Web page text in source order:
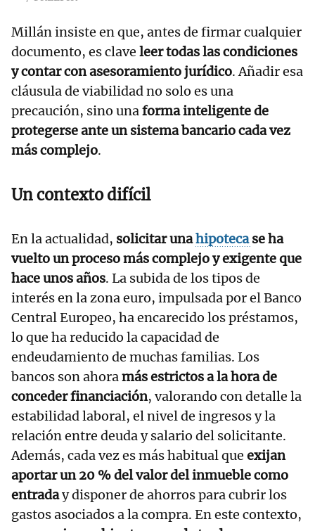
Millán insiste en que, antes de firmar cualquier
documento, es clave leer todas las condiciones
y contar con asesoramiento jurídico. Añadir esa
cláusula de viabilidad no solo es una
precaución, sino unaforma inteligente de
protegerse ante un sistemabancariocada vez
más complejo.
Un contexto difícil
En la actualidad, solicitar unahipotecase ha
vuelto un proceso más complejo y exigente que
hace unos años. La subida de los tipos de
interés en la zona euro, impulsada por el Banco
Central Europeo, ha encarecido los préstamos,
lo que ha reducido la capacidad de
endeudamiento de muchas familias. Los
bancos son ahoramás estrictos a la hora de
conceder financiación, valorando con detalle la
estabilidad laboral, el nivel de ingresos y la
relación entre deuda y salario del solicitante.
Además, cada vez es más habitual que exijan
aportar un 20 % del valor del inmueble como
entraday disponer de ahorros para cubrir los
gastos asociados a la compra. En este contexto,